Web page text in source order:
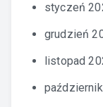
styczeń
grudzień
listopad